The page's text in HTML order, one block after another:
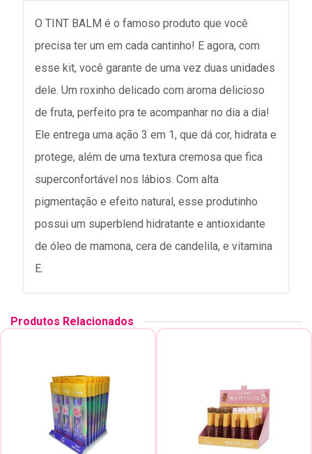
O TINT BALM é o famoso produto que você
precisa ter um em cada cantinho! E agora, com
esse kit, você garante de uma vez duas unidades
dele. Um roxinho delicado com aroma delicioso
de fruta, perfeito pra te acompanhar no dia a dia!
Ele entrega uma ação 3 em 1, que dá cor, hidrata e
protege, além de uma textura cremosa que fica
superconfortável nos lábios. Com alta
pigmentação e efeito natural, esse produtinho
possui um superblend hidratante e antioxidante
de óleo de mamona, cera de candelila, e vitamina
E.
Produtos Relacionados